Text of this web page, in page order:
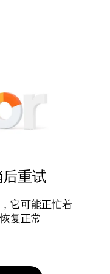
重试
它可能正忙着
复正常